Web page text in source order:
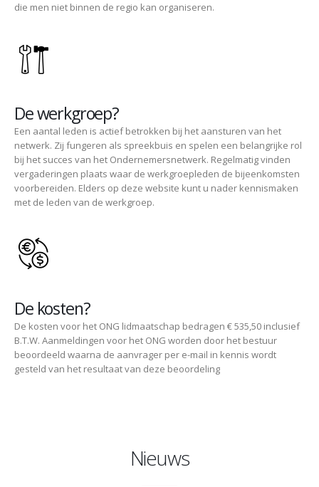
die men niet binnen de regio kan organiseren.
De werkgroep?
Een aantal leden is actief betrokken bij het aansturen van het
netwerk. Zij fungeren als spreekbuis en spelen een belangrijke rol
bij het succes van het Ondernemersnetwerk. Regelmatig vinden
vergaderingen plaats waar de werkgroepleden de bijeenkomsten
voorbereiden. Elders op deze website kunt u nader kennismaken
met de leden van de werkgroep.
De kosten?
De kosten voor het ONG lidmaatschap bedragen € 535,50 inclusief
B.T.W. Aanmeldingen voor het ONG worden door het bestuur
beoordeeld waarna de aanvrager per e-mail in kennis wordt
gesteld van het resultaat van deze beoordeling
Nieuws